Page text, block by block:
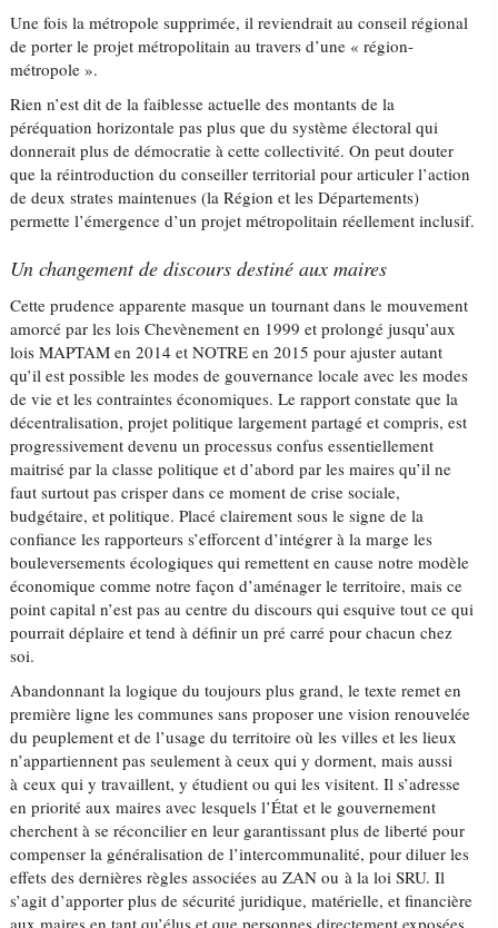
Une fois la métropole supprimée, il reviendrait au conseil régional
de porter le projet métropolitain au travers d’une « région-
métropole ».
Rien n’est dit de la faiblesse actuelle des montants de la
péréquation horizontale pas plus que du système électoral qui
donnerait plus de démocratie à cette collectivité. On peut douter
que la réintroduction du conseiller territorial pour articuler l’action
de deux strates maintenues (la Région et les Départements)
permette l’émergence d’un projet métropolitain réellement inclusif.
Un changement de discours destiné aux maires
Cette prudence apparente masque un tournant dans le mouvement
amorcé par les lois Chevènement en 1999 et prolongé jusqu’aux
lois MAPTAM en 2014 et NOTRE en 2015 pour ajuster autant
qu’il est possible les modes de gouvernance locale avec les modes
de vie et les contraintes économiques. Le rapport constate que la
décentralisation, projet politique largement partagé et compris, est
progressivement devenu un processus confus essentiellement
maitrisé par la classe politique et d’abord par les maires qu’il ne
faut surtout pas crisper dans ce moment de crise sociale,
budgétaire, et politique. Placé clairement sous le signe de la
confiance les rapporteurs s’efforcent d’intégrer à la marge les
bouleversements écologiques qui remettent en cause notre modèle
économique comme notre façon d’aménager le territoire, mais ce
point capital n’est pas au centre du discours qui esquive tout ce qui
pourrait déplaire et tend à définir un pré carré pour chacun chez
soi.
Abandonnant la logique du toujours plus grand, le texte remet en
première ligne les communes sans proposer une vision renouvelée
du peuplement et de l’usage du territoire où les villes et les lieux
n’appartiennent pas seulement à ceux qui y dorment, mais aussi
à ceux qui y travaillent, y étudient ou qui les visitent. Il s’adresse
en priorité aux maires avec lesquels l’État et le gouvernement
cherchent à se réconcilier en leur garantissant plus de liberté pour
compenser la généralisation de l’intercommunalité, pour diluer les
effets des dernières règles associées au ZAN ou à la loi SRU. Il
s’agit d’apporter plus de sécurité juridique, matérielle, et financière
aux maires en tant qu’élus et que personnes directement exposées